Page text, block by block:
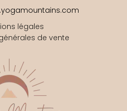
légales
de vente